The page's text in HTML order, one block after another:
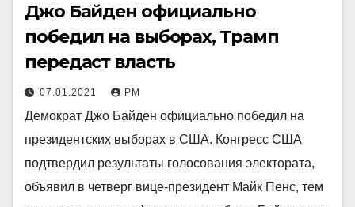
Джо Байден официально
победил на выборах, Трамп
передаст власть
07.01.2021 РМ
Демократ Джо Байден официально победил на
президентских выборах в США. Конгресс США
подтвердил результаты голосования электората,
объявил в четверг вице-президент Майк Пенс, тем